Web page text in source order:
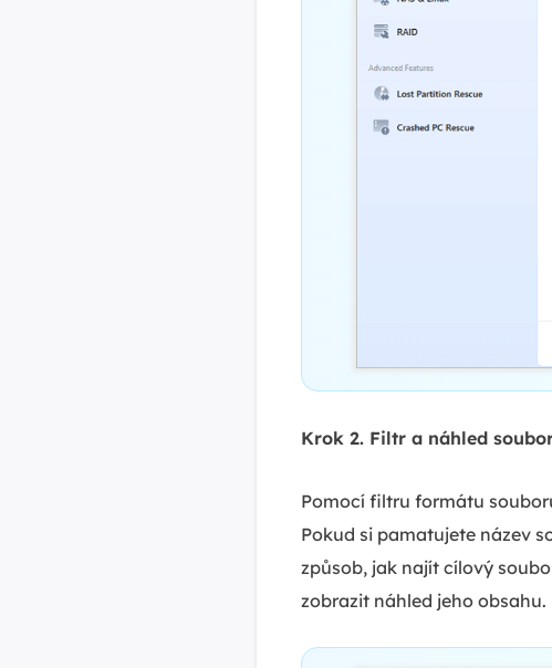
Krok 2. Filtr a náhled
Pomocí filtru formátu
Pokud si pamatujete název
způsob, jak najít cílový
zobrazit náhled jeho obsahu.